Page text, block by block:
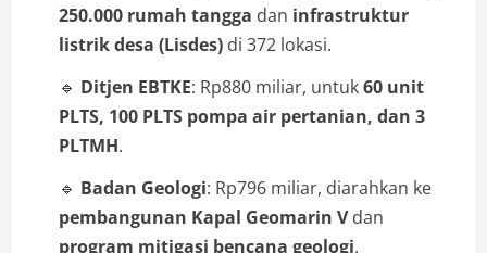
250.000 rumah tangga dan infrastruktur
listrik desa (Lisdes) di 372 lokasi.
🔹 Ditjen EBTKE: Rp880 miliar, untuk60 unit
PLTS, 100 PLTS pompa air pertanian, dan 3
PLTMH.
🔹 Badan Geologi: Rp796 miliar, diarahkan ke
pembangunan Kapal Geomarin Vdan
program mitigasi bencana geologi.